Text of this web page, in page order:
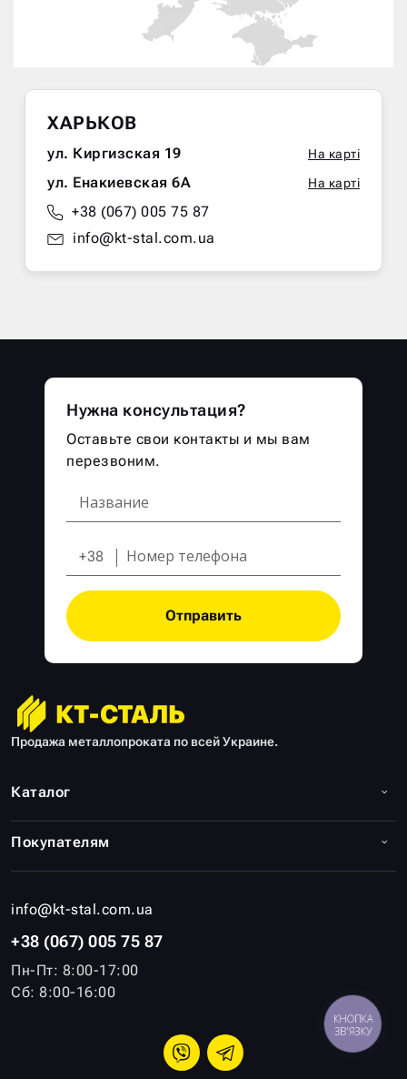
ХАРЬКОВ
ул. Киргизская 19 На карті
ул. Енакиевская 6А На карті
+38 (067) 005 75 87
info@kt-stal.com.ua
Продажа металлопроката по всей Украине.
info@kt-stal.com.ua
+38 (067) 005 75 87
Пн-Пт: 8:00-17:00
Сб: 8:00-16:00
Каталог
Покупателям
Нужна консультация?
Оставьте свои контакты и мы вам
перезвоним.
+38
Отправить
КНОПКА
ЗВ'ЯЗКУ